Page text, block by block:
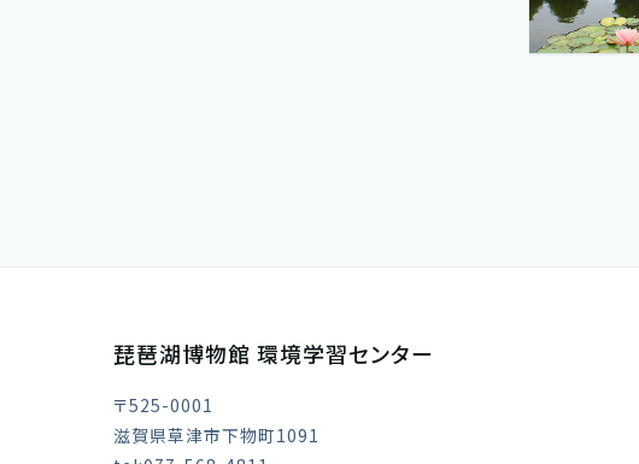
琵琶湖博物館 環境学習センター
〒525-0001
滋賀県草津市下物町1091